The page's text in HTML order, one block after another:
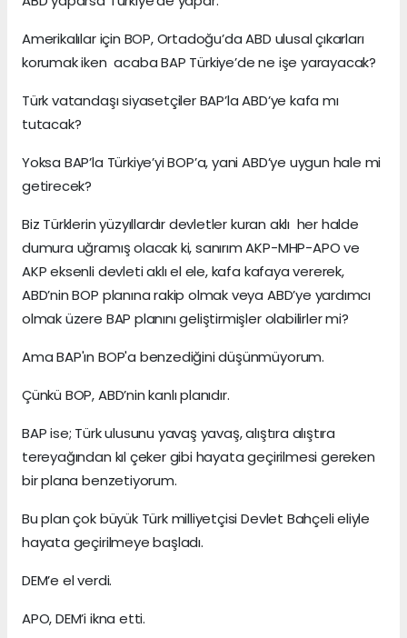
Amerikalılar için BOP, Ortadoğu’da ABD ulusal çıkarları
korumak iken acaba BAP Türkiye’de ne işe yarayacak?
Türk vatandaşı siyasetçiler BAP’la ABD’ye kafa mı
tutacak?
Yoksa BAP’la Türkiye’yi BOP’a, yani ABD’ye uygun hale mi
getirecek?
Biz Türklerin yüzyıllardır devletler kuran aklı her halde
dumura uğramış olacak ki, sanırım AKP-MHP-APO ve
AKP eksenli devleti aklı el ele, kafa kafaya vererek,
ABD’nin BOP planına rakip olmak veya ABD’ye yardımcı
olmak üzere BAP planını geliştirmişler olabilirler mi?
Ama BAP'ın BOP'a benzediğini düşünmüyorum.
Çünkü BOP, ABD’nin kanlı planıdır.
BAP ise; Türk ulusunu yavaş yavaş, alıştıra alıştıra
tereyağından kıl çeker gibi hayata geçirilmesi gereken
bir plana benzetiyorum.
Bu plan çok büyük Türk milliyetçisi Devlet Bahçeli eliyle
hayata geçirilmeye başladı.
DEM’e el verdi.
APO, DEM’i ikna etti.